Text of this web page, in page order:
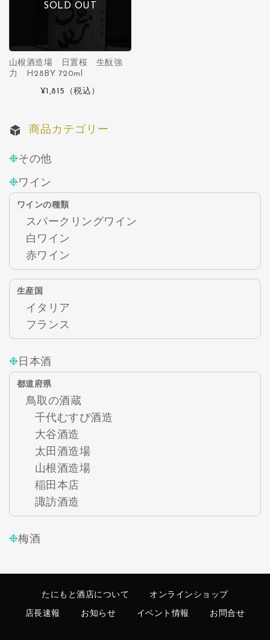
SOLD OUT
山根酒造場 日置桜 生酛強
力 H28BY 720ml
¥1,815
（税込）
商品カテゴリー
その他
ワイン
ワインの種類
スパークリングワイン
白ワイン
赤ワイン
生産国
イタリア
フランス
日本酒
都道府県
鳥取の酒蔵
千代むすび酒造
大谷酒造
太田酒造場
山根酒造場
稲田本店
諏訪酒造
梅酒
たにもと酒店について オンラインショップ
店長速報 お知らせ イベント情報 お問合せ